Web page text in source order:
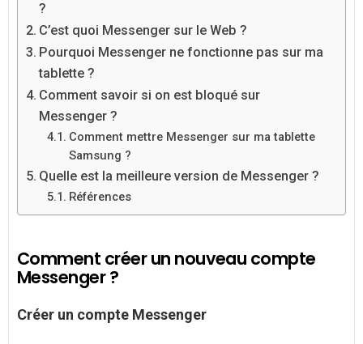
?
C’est quoi Messenger sur le Web ?
Pourquoi Messenger ne fonctionne pas sur ma
tablette ?
Comment savoir si on est bloqué sur
Messenger ?
Comment mettre Messenger sur ma tablette
Samsung ?
Quelle est la meilleure version de Messenger ?
Références
Comment créer un nouveau compte
Messenger ?
Créer un compte Messenger